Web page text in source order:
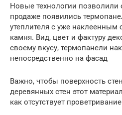
Новые технологии позволили
продаже появились
утеплителя с уже наклеенным
камня. Вид, цвет и фактуру
своему вкусу, термопанели
непосредственно на фасад
Важно, чтобы поверхность
деревянных стен этот
как отсутствует